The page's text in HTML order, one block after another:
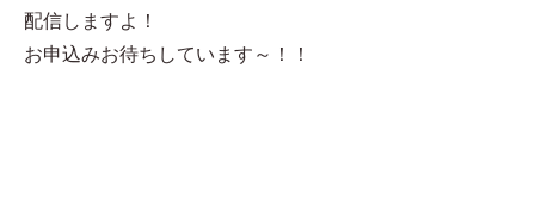
配信しますよ！
お申込みお待ちしています～！！